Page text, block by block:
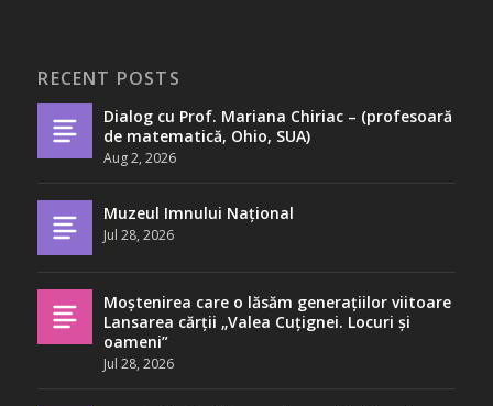
RECENT POSTS
Dialog cu Prof. Mariana Chiriac – (profesoară
de matematică, Ohio, SUA)
Aug 2, 2026
Muzeul Imnului Național
Jul 28, 2026
Moștenirea care o lăsăm generațiilor viitoare
Lansarea cărții „Valea Cuțignei. Locuri și
oameni”
Jul 28, 2026